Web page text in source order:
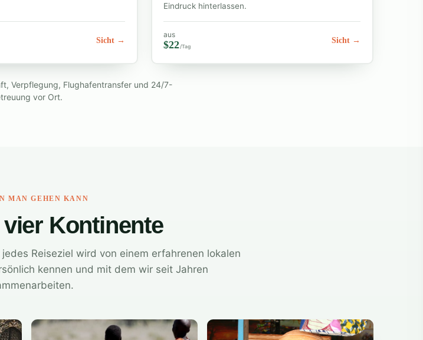
Sicht →
Eindruck hinterlassen.
aus
$22/Tag
Sicht →
Verpflegung, Flughafentransfer und 24/7-
vor Ort.
MAN GEHEN KANN
vier Kontinente
Reiseziel wird von einem erfahrenen lokalen
kennen und mit dem wir seit Jahren